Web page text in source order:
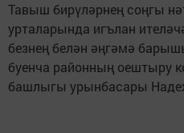
Тавыш бирүләрнең соңгы
урталарында игълан
безнең белән әңгәмә
буенча районның оештыру
башлыгы урынбасары